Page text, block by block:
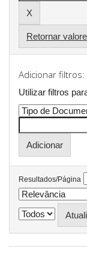
Retornar
Adicionar filtros:
Utilizar filtros
Resultados/Página